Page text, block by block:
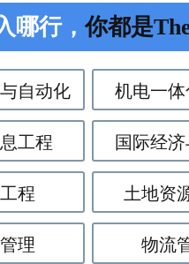
哪行，你都是
自动化 机电一
工程 国际经
程 土地资
理 物流